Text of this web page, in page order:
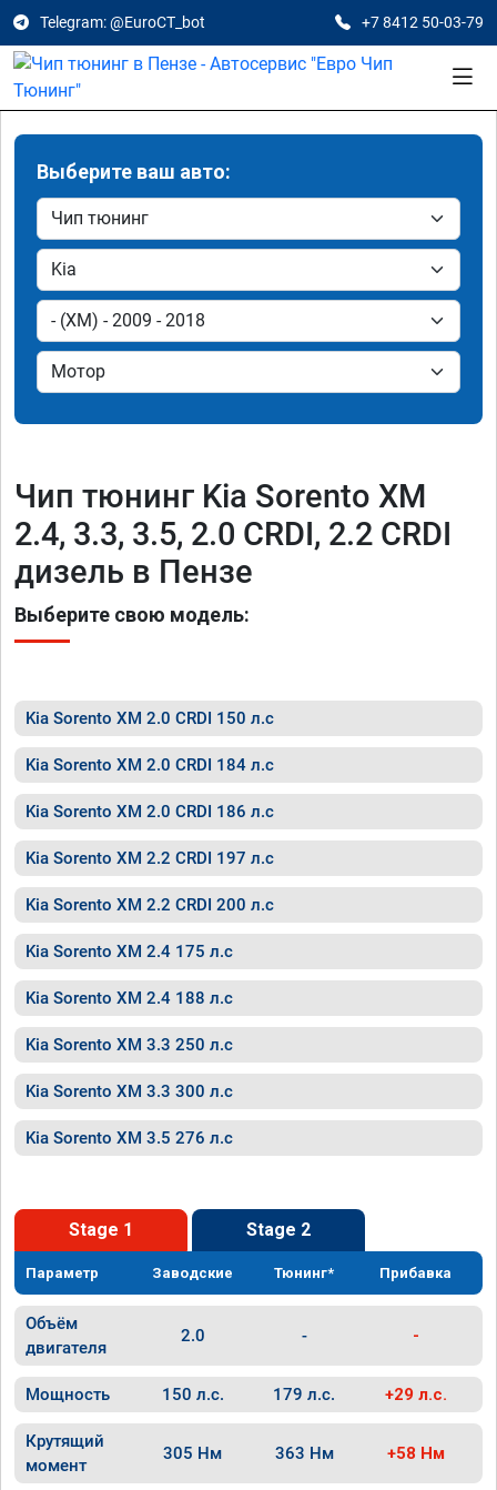
Telegram: @EuroCT_bot +7 8412 50-03-79
Выберите ваш авто:
Чип тюнинг Kia Sorento XM
2.4, 3.3, 3.5, 2.0 CRDI, 2.2 CRDI
дизель в Пензе
Выберите свою модель:
Kia Sorento XM 2.0 CRDI 150 л.с
Kia Sorento XM 2.0 CRDI 184 л.с
Kia Sorento XM 2.0 CRDI 186 л.с
Kia Sorento XM 2.2 CRDI 197 л.с
Kia Sorento XM 2.2 CRDI 200 л.с
Kia Sorento XM 2.4 175 л.с
Kia Sorento XM 2.4 188 л.с
Kia Sorento XM 3.3 250 л.с
Kia Sorento XM 3.3 300 л.с
Kia Sorento XM 3.5 276 л.с
Stage 1 Stage 2
Параметр Заводские Тюнинг* Прибавка
Объём
двигателя
2.0 - -
Мощность 150 л.с. 179 л.с. +29 л.с.
Крутящий
момент
305 Нм 363 Нм +58 Нм